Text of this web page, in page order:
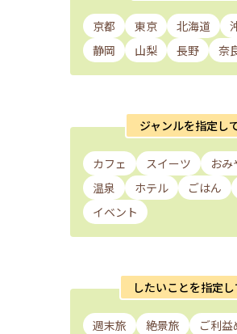
京都 東京 北海道
静岡
山梨 長野 奈
ジャンルを指定し
カフェ スイーツ おみ
温泉
ホテル ごはん
イベント
したいことを指定
週末旅 絶景旅
ご利益